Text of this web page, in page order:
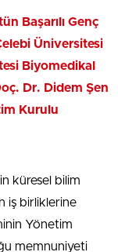
Başarılı Genç
Üniversitesi
Biyomedikal
Dr. Didem Şen
Kurulu
küresel bilim
iş birliklerine
Yönetim
memnuniyeti